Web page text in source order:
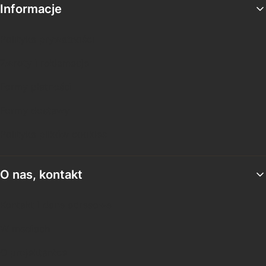
Informacje
O nas, kontakt